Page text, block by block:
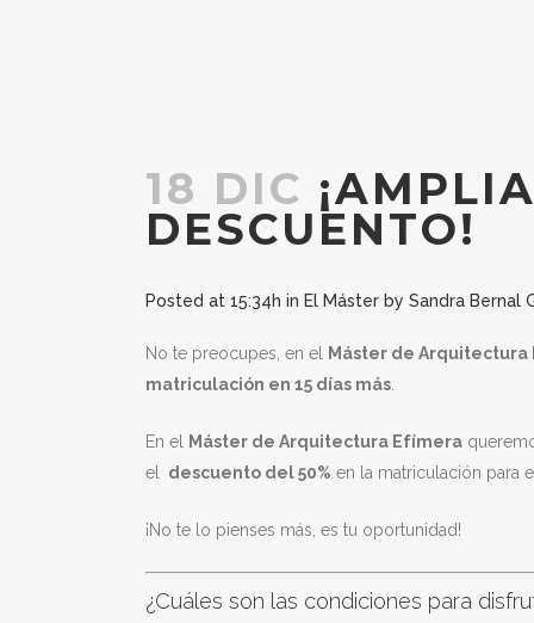
18 DIC
DESCUENTO!
Posted at 15:34h in El Máster by Sandra Bernal
No te preocupes, en el
Máster de Arquitectura
matriculación en 15 días más
En el Máster de Arquitectura Efímera
el
descuento del 50% en la matriculación para
¡No te lo pienses más, es tu oportunidad!
¿Cuáles son las condiciones para